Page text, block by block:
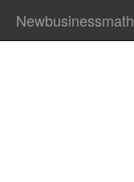
Newbusinessmath